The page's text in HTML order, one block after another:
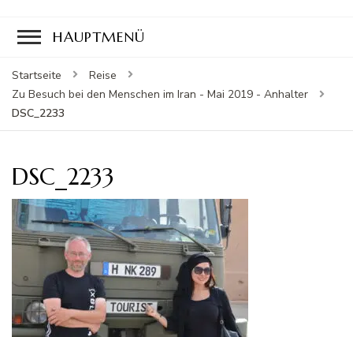
HAUPTMENÜ
Startseite
Reise
Zu Besuch bei den Menschen im Iran - Mai 2019 - Anhalter
DSC_2233
DSC_2233